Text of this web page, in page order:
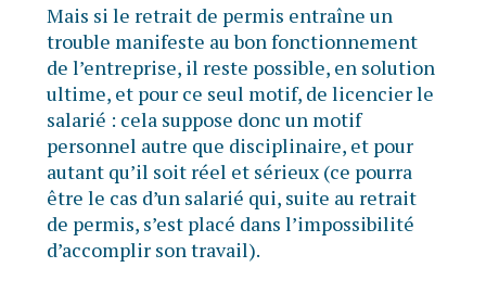
Mais si le retrait de permis entraîne un
trouble manifeste au bon fonctionnement
de l’entreprise, il reste possible, en solution
ultime, et pour ce seul motif, de licencier le
salarié : cela suppose donc un motif
personnel autre que disciplinaire, et pour
autant qu’il soit réel et sérieux (ce pourra
être le cas d’un salarié qui, suite au retrait
de permis, s’est placé dans l’impossibilité
d’accomplir son travail).